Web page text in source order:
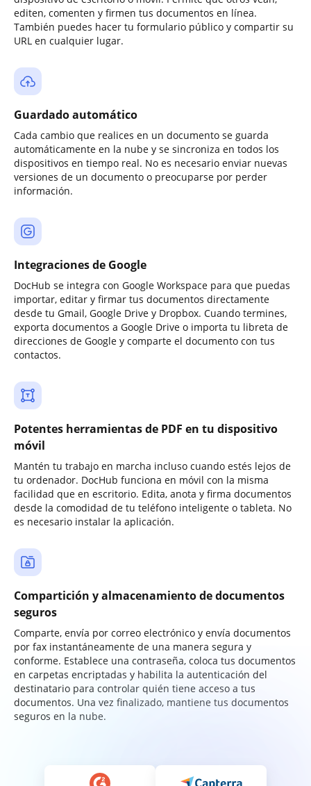
editen, comenten y firmen tus documentos en línea.
También puedes hacer tu formulario público y compartir su
URL en cualquier lugar.
Guardado automático
Cada cambio que realices en un documento se guarda
automáticamente en la nube y se sincroniza en todos los
dispositivos en tiempo real. No es necesario enviar nuevas
versiones de un documento o preocuparse por perder
información.
Integraciones de Google
DocHub se integra con Google Workspace para que puedas
importar, editar y firmar tus documentos directamente
desde tu Gmail, Google Drive y Dropbox. Cuando termines,
exporta documentos a Google Drive o importa tu libreta de
direcciones de Google y comparte el documento con tus
contactos.
Potentes herramientas de PDF en tu dispositivo
móvil
Mantén tu trabajo en marcha incluso cuando estés lejos de
tu ordenador. DocHub funciona en móvil con la misma
facilidad que en escritorio. Edita, anota y firma documentos
desde la comodidad de tu teléfono inteligente o tableta. No
es necesario instalar la aplicación.
Compartición y almacenamiento de documentos
seguros
Comparte, envía por correo electrónico y envía documentos
por fax instantáneamente de una manera segura y
conforme. Establece una contraseña, coloca tus documentos
en carpetas encriptadas y habilita la autenticación del
destinatario para controlar quién tiene acceso a tus
documentos. Una vez finalizado, mantiene tus documentos
seguros en la nube.